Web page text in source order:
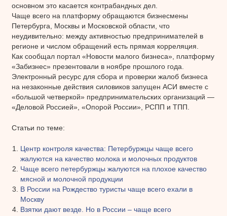
основном это касается контрабандных дел.
Чаще всего на платформу обращаются бизнесмены
Петербурга, Москвы и Московской области, что
неудивительно: между активностью предпринимателей в
регионе и числом обращений есть прямая корреляция.
Как сообщал портал «Новости малого бизнеса», платформу
«Забизнес» презентовали в ноябре прошлого года.
Электронный ресурс для сбора и проверки жалоб бизнеса
на незаконные действия силовиков запущен АСИ вместе с
«большой четверкой» предпринимательских организаций —
«Деловой Россией», «Опорой России», РСПП и ТПП.
Статьи по теме:
Центр контроля качества: Петербуржцы чаще всего
жалуются на качество молока и молочных продуктов
Чаще всего петербуржцы жалуются на плохое качество
мясной и молочной продукции
В России на Рождество туристы чаще всего ехали в
Москву
Взятки дают везде. Но в России – чаще всего